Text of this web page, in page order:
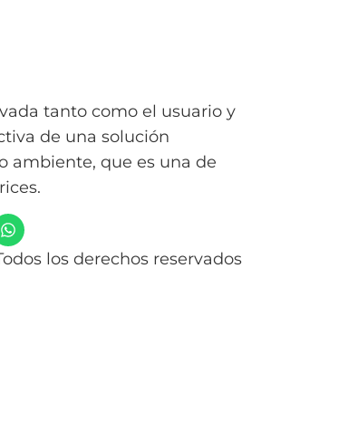
tanto como el usuario y
de una solución
ambiente, que es una de
los derechos reservados